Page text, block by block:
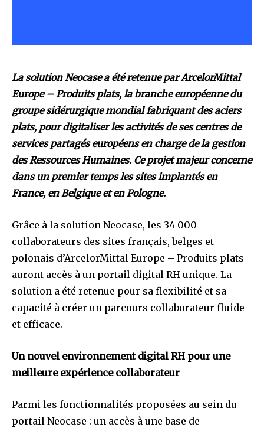
La solution Neocase a été retenue par ArcelorMittal
Europe – Produits plats, la branche européenne du
groupe sidérurgique mondial fabriquant des aciers
plats, pour digitaliser les activités de ses centres de
services partagés européens en charge de la gestion
des Ressources Humaines. Ce projet majeur concerne
dans un premier temps les sites implantés en
France, en Belgique et en Pologne.
Grâce à la solution Neocase, les 34 000
collaborateurs des sites français, belges et
polonais d’ArcelorMittal Europe – Produits plats
auront accès à un portail digital RH unique. La
solution a été retenue pour sa flexibilité et sa
capacité à créer un parcours collaborateur fluide
et efficace.
Un nouvel environnement digital RH pour une
meilleure expérience collaborateur
Parmi les fonctionnalités proposées au sein du
portail Neocase : un accès à une base de